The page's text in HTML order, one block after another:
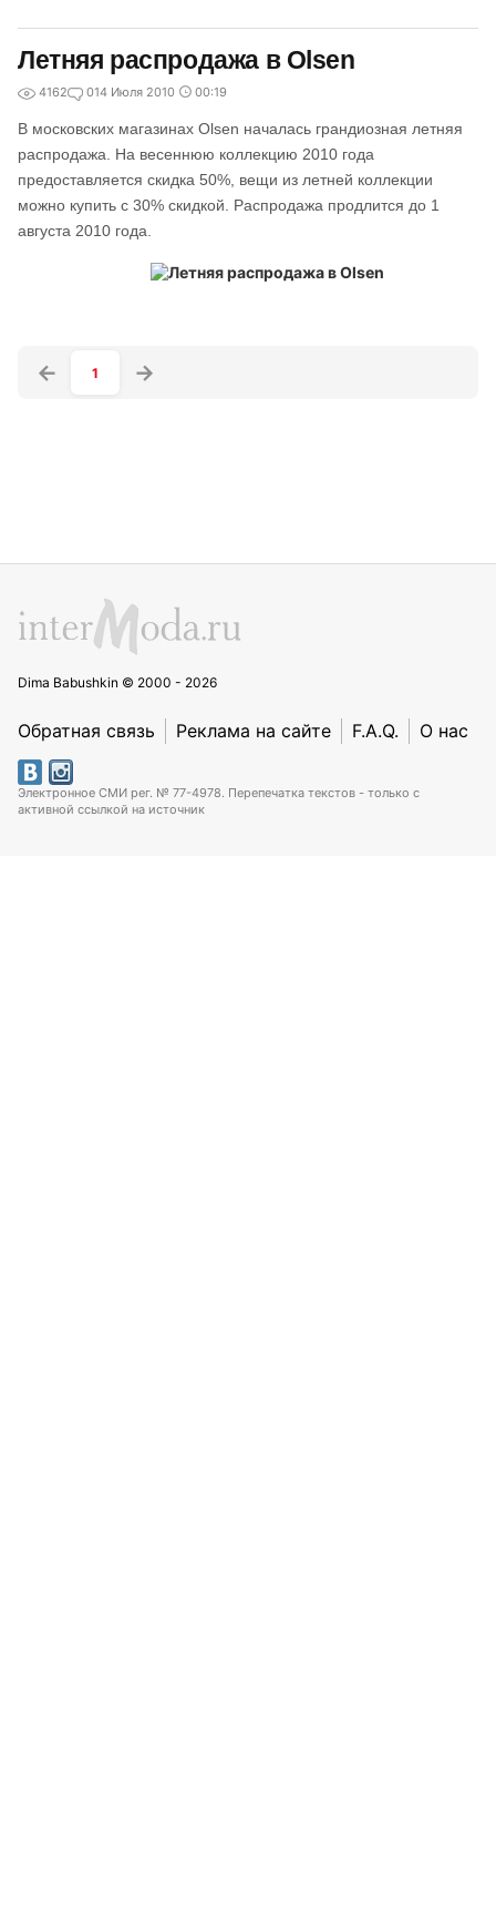
Летняя распродажа в Olsen
4162 014 Июля 2010 00:19
В московских магазинах Olsen началась грандиозная летняя
распродажа. На весеннюю коллекцию 2010 года
предоставляется скидка 50%, вещи из летней коллекции
можно купить с 30% скидкой. Распродажа продлится до 1
августа 2010 года.
1
Dima Babushkin © 2000 - 2026
Обратная связь Реклама на сайте F.A.Q. О нас
Электронное СМИ рег. № 77-4978. Перепечатка текстов - только с
активной ссылкой на источник